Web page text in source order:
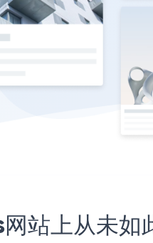
站上从未如